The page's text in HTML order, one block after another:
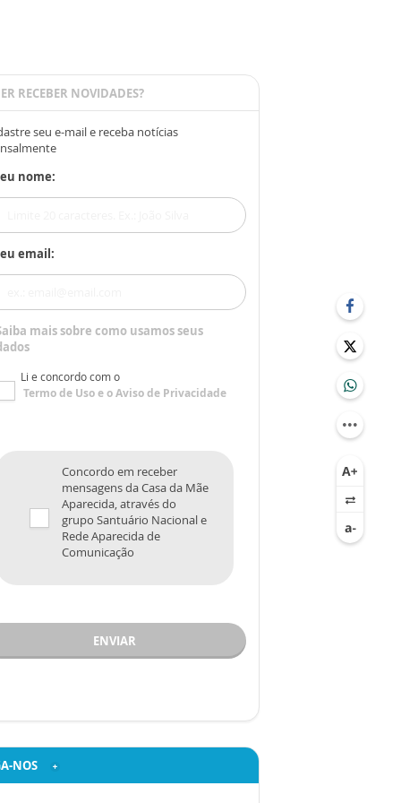
RECEBER NOVIDADES?
seu e-mail e receba notícias
nome:
email:
mais sobre como usamos seus
Li e concordo com o
Termo de Usoe oAviso de Privacidade
Concordo em receber
mensagens da Casa da Mãe
Aparecida, através do
grupo Santuário Nacional e
Rede Aparecida de
Comunicação
ENVIAR
NOS